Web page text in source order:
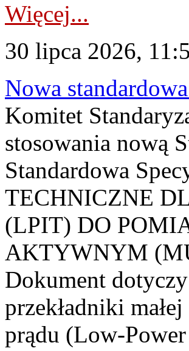
Więcej...
30 lipca 2026,
Nowa
Komitet
stosowania nową
Standardowa
TECHNICZNE
(LPIT) DO
AKTYWNYM
Dokument
przekładniki
prądu (Low-